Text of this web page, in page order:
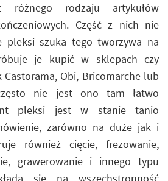
różnego rodzaju artykułów
Część z nich nie
pleksi szuka tego tworzywa na
je kupić w sklepach czy
Obi, Bricomarche lub
nie jest ono tam łatwo
pleksi jest w stanie tanio
zarówno na duże jak i
również cięcie, frezowanie,
grawerowanie i innego typu